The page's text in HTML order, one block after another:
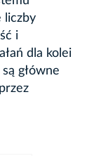
liczby
i
dla kolei
główne